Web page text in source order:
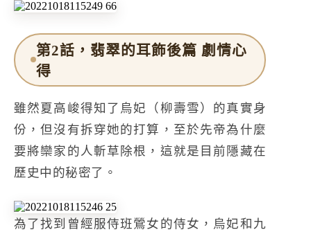
第2話，翡翠的耳飾後篇 劇情心
得
雖然夏高峻得知了烏妃（柳壽雪）的真實身
份，但沒有拆穿她的打算，至於先帝為什麼
要將欒家的人斬草除根，這就是目前隱藏在
歷史中的秘密了。
為了找到曾經服侍班鶯女的侍女，烏妃和九